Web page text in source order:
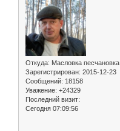
Откуда: Масловка песчановка
Зарегистрирован: 2015-12-23
Сообщений: 18158
Уважение: +24329
Последний визит:
Сегодня 07:09:56